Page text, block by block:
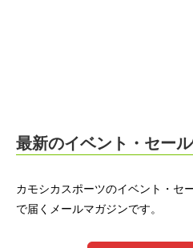
最新のイベント・セー
カモシカスポーツのイベント・セ
で届くメールマガジンです。